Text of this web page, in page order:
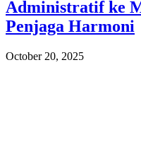
Administratif ke
Penjaga Harmoni
October 20, 2025